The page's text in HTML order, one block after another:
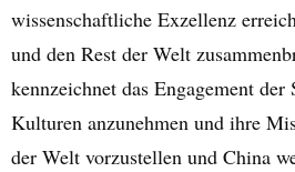
wissenschaftliche Exzellenz
und den Rest der Welt
kennzeichnet das Engagement
Kulturen anzunehmen und ihre
der Welt vorzustellen und China